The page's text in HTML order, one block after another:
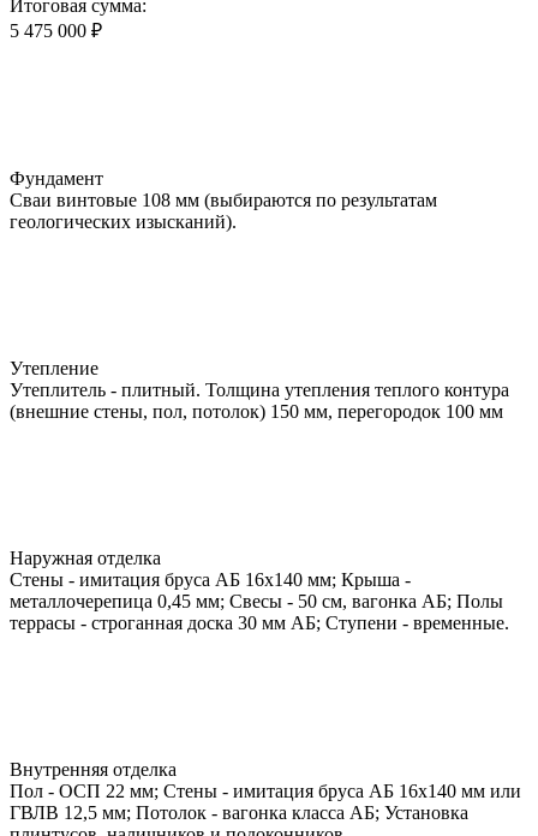
Итоговая сумма:
5 475 000 ₽
Фундамент
Сваи винтовые 108 мм (выбираются по результатам
геологических изысканий).
Утепление
Утеплитель - плитный. Толщина утепления теплого контура
(внешние стены, пол, потолок) 150 мм, перегородок 100 мм
Наружная отделка
Стены - имитация бруса АБ 16х140 мм; Крыша -
металлочерепица 0,45 мм; Свесы - 50 см, вагонка АБ; Полы
террасы - строганная доска 30 мм АБ; Ступени - временные.
Внутренняя отделка
Пол - ОСП 22 мм; Стены - имитация бруса АБ 16х140 мм или
ГВЛВ 12,5 мм; Потолок - вагонка класса АБ; Установка